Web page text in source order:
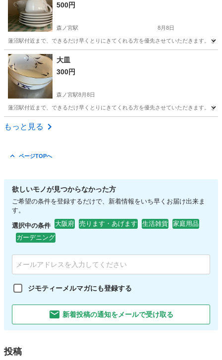
500円
森ノ宮駅 8月8日
蓮沼駅付近まで、できるだけ早くとりにきてくれる方を優先させていただきます。 よ
大阪 大阪市 森ノ宮駅
大皿
300円
森ノ宮駅8月8日
蓮沼駅付近まで、できるだけ早くとりにきてくれる方を優先させていただきます。 よ
大阪 大阪市
もっと見る
ページTOPへ
欲しいモノが見つからなかった方
ご希望の条件を登録するだけで、新着情報をいち早くお届け出来ま
す。
選択中の条件 大阪府 売ります・あげます 生活雑貨
家庭用品
ガーデニング
ジモティーメルマガにも登録する
新着投稿の通知をメールで受け取る
投稿